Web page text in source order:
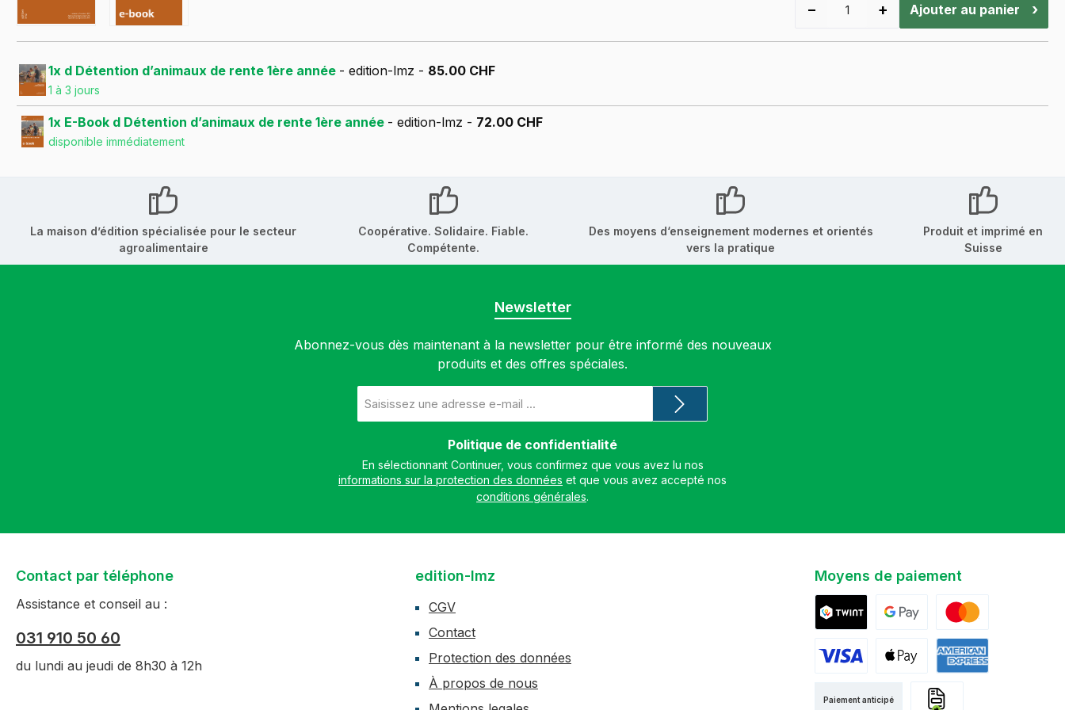
− + Ajouter au panier ›
1x d Détention d’animaux de rente 1ère année - edition-lmz - 85.00 CHF
1 à 3 jours
1x E-Book d Détention d’animaux de rente 1ère année - edition-lmz - 72.00 CHF
disponible immédiatement
La maison d’édition spécialisée pour le secteur
agroalimentaire
Coopérative. Solidaire. Fiable.
Compétente.
Des moyens d‘enseignement modernes et orientés
vers la pratique
Produit et imprimé en
Suisse
Newsletter
Abonnez-vous dès maintenant à la newsletter pour être informé des nouveaux
produits et des offres spéciales.
e-
mail
Politique de confidentialité
informations sur la protection des données
conditions générales.
Contact par téléphone
Assistance et conseil au :
031 910 50 60
du lundi au jeudi de 8h30 à 12h
edition-lmz
CGV
Contact
Protection des données
À propos de nous
Moyens de paiement
Google PayMastercard
Paiement anticipé